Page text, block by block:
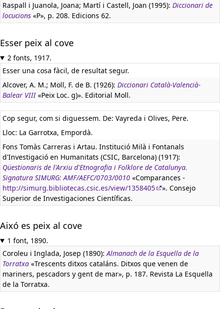
Raspall i Juanola, Joana; Martí i Castell, Joan (1995): Diccionari de
locucions «P», p. 208. Edicions 62.
Esser peix al cove
2 fonts, 1917.
Esser una cosa fàcil, de resultat segur.
Alcover, A. M.; Moll, F. de B. (1926): Diccionari Català-Valencià-
Balear VIII«Peix Loc. g)». Editorial Moll.
Cop segur, com si diguessem. De: Vayreda i Olives, Pere.
Lloc: La Garrotxa, Empordà.
Fons Tomàs Carreras i Artau. Institució Milà i Fontanals
d'Investigació en Humanitats (CSIC, Barcelona) (1917):
Qüestionaris de l'Arxiu d'Etnografia i Folklore de Catalunya.
Signatura SIMURG: AMF/AEFC/0703/0010 «Comparances -
http://simurg.bibliotecas.csic.es/view/1358405
». Consejo
Superior de Investigaciones Científicas.
Aixó es peix al cove
1 font, 1890.
Coroleu i Inglada, Josep (1890):Almanach de la Esquella de la
Torratxa «Trescents ditxos cataláns. Ditxos que venen de
mariners, pescadors y gent de mar», p. 187. Revista La Esquella
de la Torratxa.